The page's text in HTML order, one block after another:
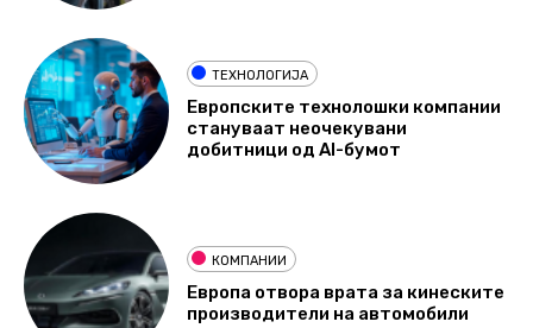
ТЕХНОЛОГИЈА
Европските технолошки компании
стануваат неочекувани
добитници од AI-бумот
КОМПАНИИ
Европа отвора врата за кинеските
производители на автомобили